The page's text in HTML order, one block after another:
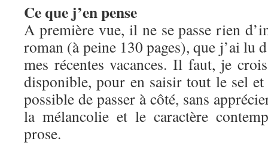
Ce que j’en pense
A première vue, il ne se passe rien
roman (à peine 130 pages), que j’ai lu
mes récentes vacances. Il faut, je
disponible, pour en saisir tout le sel
possible de passer à côté, sans
la mélancolie et le caractère
prose.